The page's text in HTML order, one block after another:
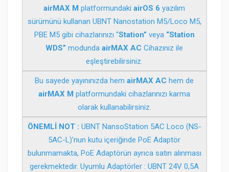
airMAX M platformundakiairOS 6 yazılım
sürümünü kullanan UBNT Nanostation M5/Loco M5,
PBE M5 gibi cihazlarınızı “Station” veya “Station
WDS” modundaairMAX AC Cihazınız ile
eşleştirebilirsiniz.
Bu sayede yayınınızda hemairMAX AC hem de
airMAX M platformundaki cihazlarınızı karma
olarak kullanabilirsiniz.
ÖNEMLİ NOT : UBNT NansoStation 5AC Loco (NS-
5AC-L)'nun kutu içeriğinde PoE Adaptör
bulunmamakta, PoE Adaptörün ayrıca satın alınması
gerekmektedir. Uyumlu Adaptörler :UBNT 24V 0,5A